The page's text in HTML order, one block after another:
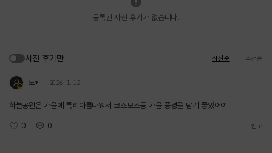
등록된 사진 후기가 없습니다.
사진 후기만 최신순 추천순
도* 2026. 1. 12.
하늘공원은 가을에 특히아름다워서 코스모스등 가을 풍경을 담기 좋았어여
0 0 신고